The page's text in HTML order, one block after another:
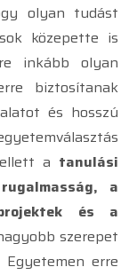
olyan tudást
közepette is
inkább olyan
biztosítanak
és hosszú
a tanulási
rugalmasság, a
és a
szerepet
erre